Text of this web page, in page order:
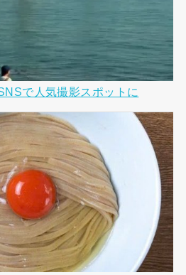
で人気撮影スポットに